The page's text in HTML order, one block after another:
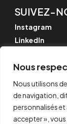
Nous
Nous utilisons
de navigation,
personnalisés et
accepter »,
SUIVEZ-
Instagram
LinkedIn
© CYPE
Av. de Loring,
03003